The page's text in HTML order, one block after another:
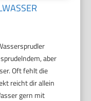
aber
Oft fehlt die
reicht dir allein
gern mit